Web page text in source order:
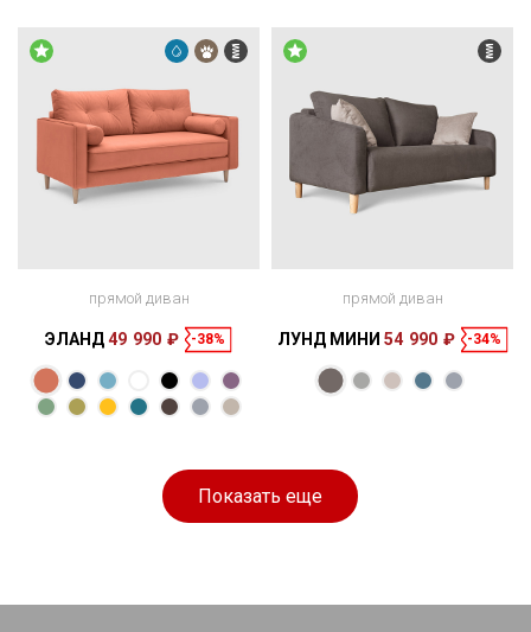
Размеры
Спальное
прямой диван
ЭЛАНД49 990 ₽ -38%
Размеры
прямой диван
ЛУНД МИНИ 54 990 ₽ -34%
Показать еще